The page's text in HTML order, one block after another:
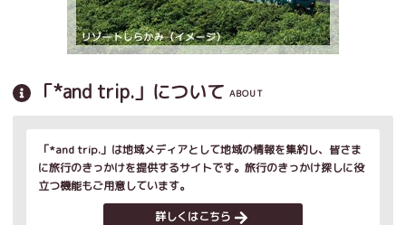
「*and trip.」について ABOUT
「*and trip.」は地域メディアとして地域の情報を集約し、皆さま
に旅行のきっかけを提供するサイトです。旅行のきっかけ探しに役
立つ機能もご用意しています。
詳しくはこちら